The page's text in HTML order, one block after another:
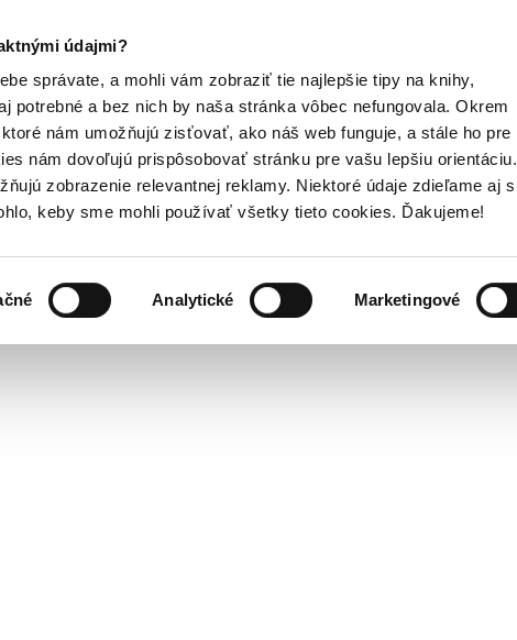
údajmi?
správate, a mohli vám zobraziť tie najlepšie tipy na knihy,
potrebné a bez nich by naša stránka vôbec nefungovala. Okrem
nám umožňujú zisťovať, ako náš web funguje, a stále ho pre
nám dovoľujú prispôsobovať stránku pre vašu lepšiu orientáciu.
zobrazenie relevantnej reklamy. Niektoré údaje zdieľame aj s
keby sme mohli používať všetky tieto cookies. Ďakujeme!
Analytické Marketingové